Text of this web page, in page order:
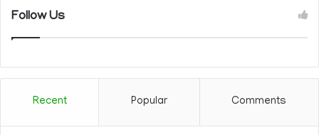
Follow Us
Recent Popular Comments